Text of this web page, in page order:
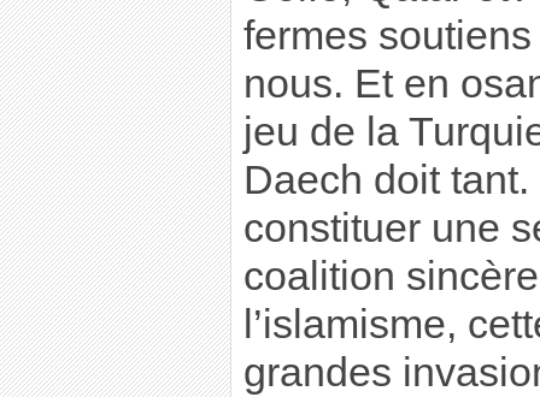
fermes
nous. Et en
jeu de la
Daech doit
constituer une
coalition
l’islamisme,
grandes